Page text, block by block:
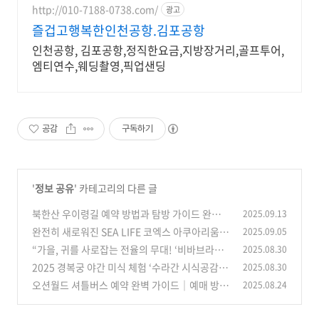
http://010-7188-0738.com/ 광고
즐겁고행복한인천공항.김포공항
인천공항, 김포공항,정직한요금,지방장거리,골프투어,
엠티연수,웨딩촬영,픽업샌딩
공감 구독하기
'정보 공유' 카테고리의 다른 글
북한산 우이령길 예약 방법과 탐방 가이드 완벽
정리
(1)
2025.09.13
완전히 새로워진 SEA LIFE 코엑스 아쿠아리움,
서울! 방문 전 알아야 할 모든 것
(0)
2025.09.05
“가을, 귀를 사로잡는 전율의 무대! ‘비바브라보’
콘서트 – 명품 보컬 4인의 가왕 축제, 서울 경희대
에서 펼쳐진다”
(4)
2025.08.30
2025 경복궁 야간 미식 체험 ‘수라간 시식공감’
예매·응모 방법 총정리
(2)
2025.08.30
오션월드 셔틀버스 예약 완벽 가이드｜예매 방법
2025.08.24